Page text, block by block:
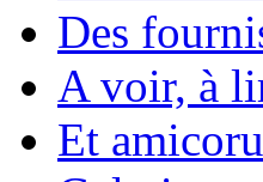
Des
A voir, à
Et